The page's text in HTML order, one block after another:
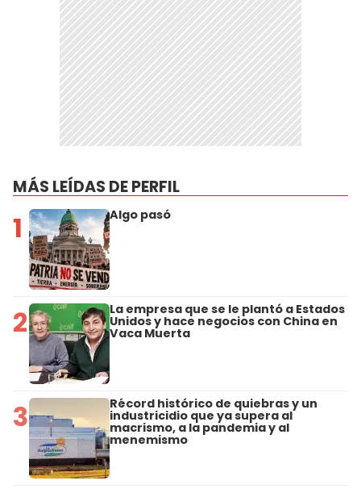
MÁS LEÍDAS DE PERFIL
1 Algo pasó
2 La empresa que se le plantó a Estados
Unidos y hace negocios con China en
Vaca Muerta
3 Récord histórico de quiebras y un
industricidio que ya supera al
macrismo, a la pandemia y al
menemismo